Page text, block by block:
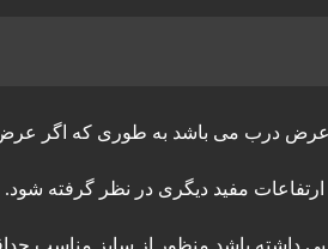
مفید دیگری در نظر گرفته
باشد منظور از سایز مناسب حداقل 15سانتیمتر